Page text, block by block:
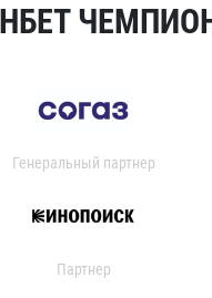
Генеральный партнер
Партнер